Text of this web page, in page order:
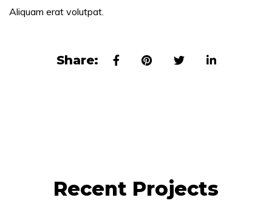
Aliquam erat volutpat.
Share:
Recent Projects